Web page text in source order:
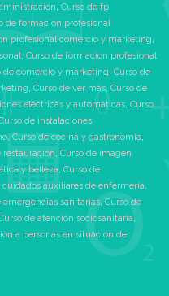
, Curso de fp
de formacion profesional
profesional comercio y marketing,
, Curso de formacion profesional
de comercio y marketing, Curso de
, Curso de ver más, Curso de
eléctricas y automáticas, Curso
de instalaciones
,Curso de cocina y gastronomía,
restauración, Curso de imagen
y belleza, Curso de
cuidados auxiliares de enfermería,
emergencias sanitarias,Curso de
de atención sociosanitaria,
a personas en situación de